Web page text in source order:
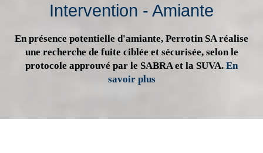
Intervention - Amiante
En présence potentielle d'amiante, Perrotin SA réalise
une recherche de fuite ciblée et sécurisée, selon le
protocole approuvé par le SABRA et la SUVA. En
savoir plus